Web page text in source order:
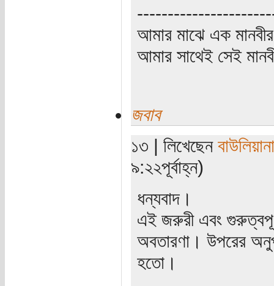
আমার মাঝে এক
আমার সাথেই সেই
জবাব
১৩ | লিখেছেন বাউলিয়ানা
৯:২২পূর্বাহ্ন)
ধন্যবাদ।
এই জরুরী এবং
অবতারণা। উপরের
হতো।